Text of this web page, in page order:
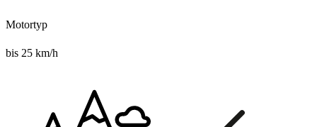
Motortyp
bis 25 km/h